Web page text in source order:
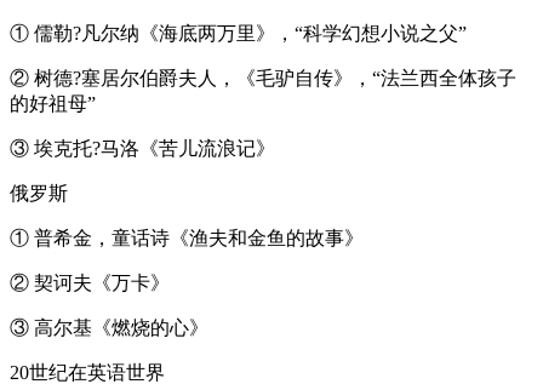
① 儒勒?凡尔纳《海底两万里》，“科学幻想小说之父”
② 树德?塞居尔伯爵夫人，《毛驴自传》，“法兰西全体孩子
的好祖母”
③ 埃克托?马洛《苦儿流浪记》
俄罗斯
① 普希金，童话诗《渔夫和金鱼的故事》
② 契诃夫《万卡》
③ 高尔基《燃烧的心》
20世纪在英语世界